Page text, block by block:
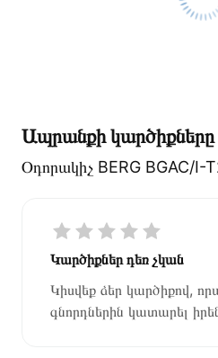
Ապրանքի կարծիքները
Օդորակիչ BERG BGAC/I-
Կարծիքներ դեռ չկան
Կիսվեք ձեր կարծիքով,
գնորդներին կատարել